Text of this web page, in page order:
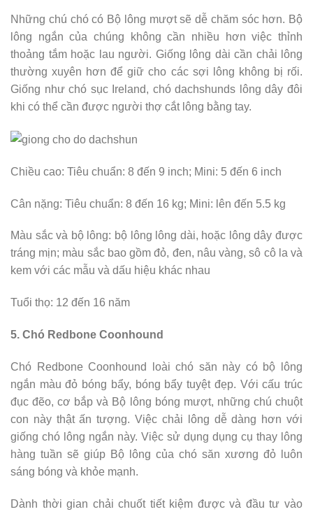
Những chú chó có Bộ lông mượt sẽ dễ chăm sóc hơn. Bộ
lông ngắn của chúng không cần nhiều hơn việc thỉnh
thoảng tắm hoặc lau người. Giống lông dài cần chải lông
thường xuyên hơn để giữ cho các sợi lông không bị rối.
Giống như chó sục Ireland, chó dachshunds lông dây đôi
khi có thể cần được người thợ cắt lông bằng tay.
Chiều cao: Tiêu chuẩn: 8 đến 9 inch; Mini: 5 đến 6 inch
Cân nặng: Tiêu chuẩn: 8 đến 16 kg; Mini: lên đến 5.5 kg
Màu sắc và bộ lông: bộ lông lông dài, hoặc lông dây được
tráng mịn; màu sắc bao gồm đỏ, đen, nâu vàng, sô cô la và
kem với các mẫu và dấu hiệu khác nhau
Tuổi thọ: 12 đến 16 năm
5. Chó Redbone Coonhound
Chó Redbone Coonhound loài chó săn này có bộ lông
ngắn màu đỏ bóng bẩy, bóng bẩy tuyệt đẹp. Với cấu trúc
đục đẽo, cơ bắp và Bộ lông bóng mượt, những chú chuột
con này thật ấn tượng. Việc chải lông dễ dàng hơn với
giống chó lông ngắn này. Việc sử dụng dụng cụ thay lông
hàng tuần sẽ giúp Bộ lông của chó săn xương đỏ luôn
sáng bóng và khỏe mạnh.
Dành thời gian chải chuốt tiết kiệm được và đầu tư vào